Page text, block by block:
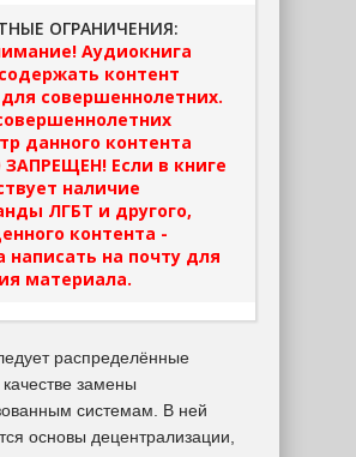
ОГРАНИЧЕНИЯ:
Аудиокнига
контент
совершеннолетних.
данного контента
Если в книге
наличие
ЛГБТ и другого,
контента -
написать на почту для
материала.
распределённые
замены
системам. В ней
основы децентрализации,